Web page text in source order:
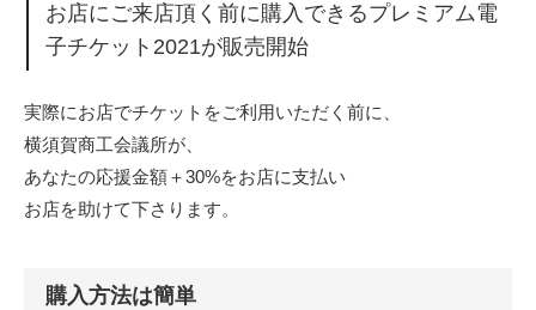
お店にご来店頂く前に購入できるプレミアム電
子チケット2021が販売開始
実際にお店でチケットをご利用いただく前に、
横須賀商工会議所が、
あなたの応援金額＋30%をお店に支払い
お店を助けて下さります。
購入方法は簡単